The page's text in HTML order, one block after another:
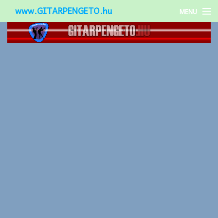
www.GITARPENGETO.hu MENU
Népszerű-